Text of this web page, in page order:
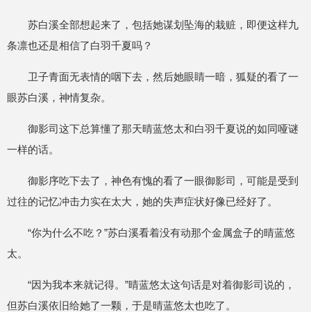
苏白溪全部想起来了，包括她谋划坠海的栽赃，即便这样九
条凛也还是相信了白羽千夏吗？
卫子青面无表情的咽下去，然后她眼睛一暗，狐疑的看了一
眼苏白溪，神情复杂。
御影司这下总算懂了那天晴蓝悠太和白羽千夏说的如同哑谜
一样的话。
御影序吃下去了，神色有愧的看了一眼御影司，可能是受到
过往的记忆冲击力实在太大，她的失声症状好像已经好了。
“你为什么不吃？”苏白溪看着没有动那个金属盒子的晴蓝悠
太。
“因为我本来就记得。”晴蓝悠太这句话是对着御影司说的，
但苏白溪依旧给她了一颗，于是晴蓝悠太也吃了。